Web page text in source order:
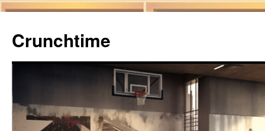
de
inhoud
Crunchtime